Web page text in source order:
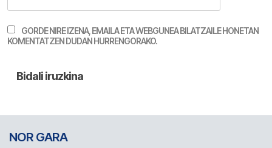
GORDE NIRE IZENA, EMAILA ETA WEBGUNEA BILATZAILE HONETAN
KOMENTATZEN DUDAN HURRENGORAKO.
NOR GARA